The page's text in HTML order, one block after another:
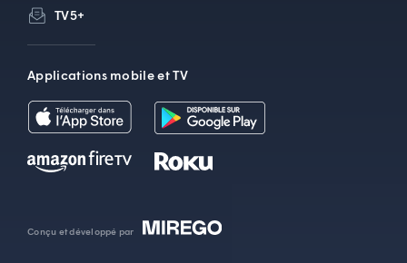
TV5+
Applications mobile et TV
Conçu et développé par